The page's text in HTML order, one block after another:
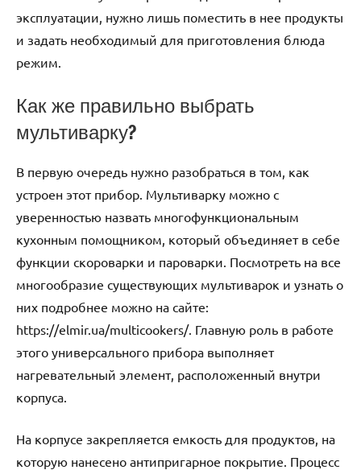
эксплуатации, нужно лишь поместить в нее продукты
и задать необходимый для приготовления блюда
режим.
Как же правильно выбрать
мультиварку?
В первую очередь нужно разобраться в том, как
устроен этот прибор. Мультиварку можно с
уверенностью назвать многофункциональным
кухонным помощником, который объединяет в себе
функции скороварки и пароварки. Посмотреть на все
многообразие существующих мультиварок и узнать о
них подробнее можно на сайте:
https://elmir.ua/multicookers/. Главную роль в работе
этого универсального прибора выполняет
нагревательный элемент, расположенный внутри
корпуса.
На корпусе закрепляется емкость для продуктов, на
которую нанесено антипригарное покрытие. Процесс